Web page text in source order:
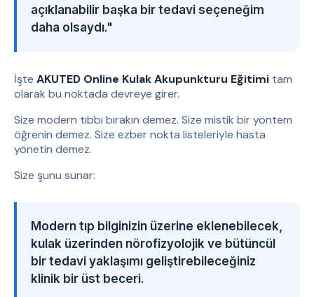
açıklanabilir başka bir tedavi seçeneğim
daha olsaydı."
İşte AKUTED Online Kulak Akupunkturu Eğitimi tam
olarak bu noktada devreye girer.
Size modern tıbbı bırakın demez. Size mistik bir yöntem
öğrenin demez. Size ezber nokta listeleriyle hasta
yönetin demez.
Size şunu sunar:
Modern tıp bilginizin üzerine eklenebilecek,
kulak üzerinden nörofizyolojik ve bütüncül
bir tedavi yaklaşımı geliştirebileceğiniz
klinik bir üst beceri.